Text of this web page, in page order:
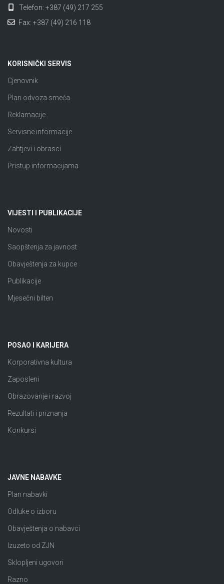
Telefon: +387 (49) 217 255
Fax: +387 (49) 216 118
KORISNIČKI SERVIS
Cjenovnik
Plan odvoza smeća
Reklamacije
Servisne informacije
Zahtjevi i obrasci
Pristup informacijama
VIJESTI I PUBLIKACIJE
Novosti
Saopštenja za javnost
Obavještenja za kupce
Publikacije
Mjesečni bilten
POSAO I KARIJERA
Korporativna kultura
Zaposleni
Obrazovanje i razvoj
Rezultati i priznanja
Konkursi
JAVNE NABAVKE
Plan nabavki
Odluke o izboru
Obavještenja o nabavci
Izuzeto od ZJN
Sklopljeni ugovori
Razno